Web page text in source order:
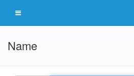
Name